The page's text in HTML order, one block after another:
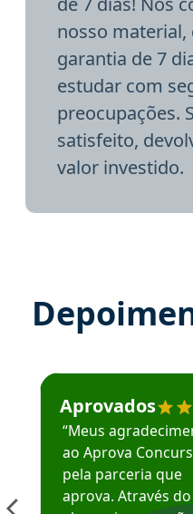
nosso
garantia de 7
estudar com
preocupações.
satisfeito,
valor investido.
Estudante José
Aprovados
“Meus
ao Aprova
pela parceria que
aprova. Através